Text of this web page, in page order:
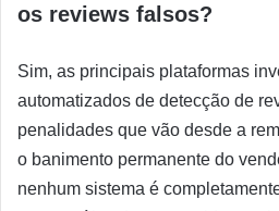
os reviews falsos?
Sim, as principais plataformas
automatizados de detecção de
penalidades que vão desde a
o banimento permanente do
nenhum sistema é